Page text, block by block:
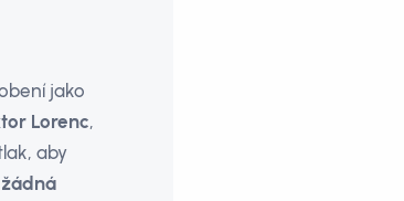
jako
Lorenc,
aby